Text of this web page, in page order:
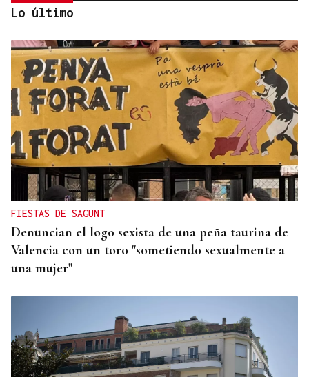
ORÁCULO DAS BURGAS
Horóscopo del día: jueves, 6 de agosto
Lo último
FIESTAS DE SAGUNT
Denuncian el logo sexista de una peña taurina de
Valencia con un toro "sometiendo sexualmente a
una mujer"